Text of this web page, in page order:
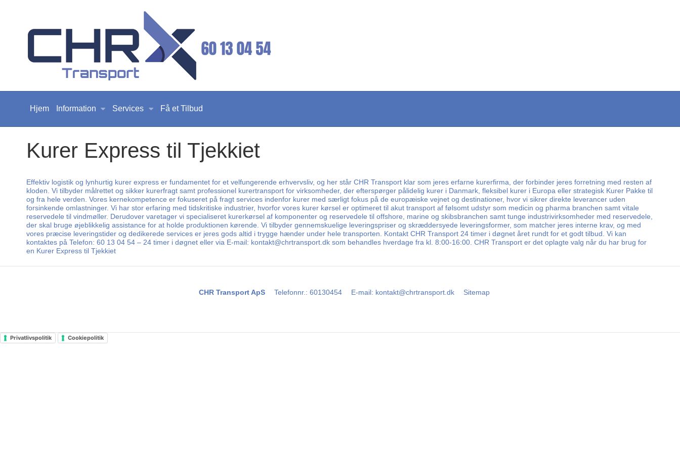
Hjem Information Services Få et Tilbud
Kurer Express til Tjekkiet
Effektiv logistik og lynhurtig kurer express er fundamentet for et velfungerende erhvervsliv, og her står CHR Transport klar som jeres erfarne kurerfirma, der forbinder jeres forretning med resten af
kloden. Vi tilbyder målrettet og sikker kurerfragt samt professionel kurertransport for virksomheder, der efterspørger pålidelig kurer i Danmark, fleksibel kurer i Europa eller strategisk Kurer Pakke til
og fra hele verden. Vores kernekompetence er fokuseret på fragt services indenfor kurer med særligt fokus på de europæiske vejnet og destinationer, hvor vi sikrer direkte leverancer uden
forsinkende omlastninger. Vi har stor erfaring med tidskritiske industrier, hvorfor vores kurer kørsel er optimeret til akut transport af følsomt udstyr som medicin og pharma branchen samt vitale
reservedele til vindmøller. Derudover varetager vi specialiseret kurerkørsel af komponenter og reservedele til offshore, marine og skibsbranchen samt tunge industrivirksomheder med reservedele,
der skal bruge øjeblikkelig assistance for at holde produktionen kørende. Vi tilbyder gennemskuelige leveringspriser og skræddersyede leveringsformer, som matcher jeres interne krav, og med
vores præcise leveringstider og dedikerede services er jeres gods altid i trygge hænder under hele transporten. Kontakt CHR Transport 24 timer i døgnet året rundt for et godt tilbud. Vi kan
kontaktes på Telefon: 60 13 04 54 – 24 timer i døgnet eller via E-mail: kontakt@chrtransport.dk som behandles hverdage fra kl. 8:00-16:00. CHR Transport er det oplagte valg når du har brug for
en Kurer Express til Tjekkiet
CHR Transport ApS Telefonnr. : 60130454 E-mail: kontakt@chrtransport.dk Sitemap
Privatlivspolitik Cookiepolitik